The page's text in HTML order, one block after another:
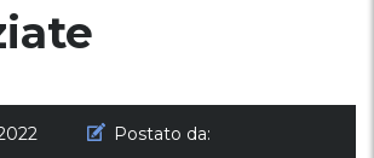
Postato da: